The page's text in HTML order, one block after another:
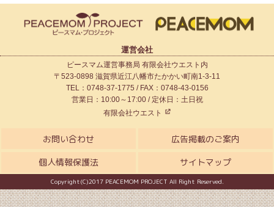
運営会社
ピースマム運営事務局 有限会社ウエスト内
〒523-0898 滋賀県近江八幡市たかかい町南1-3-11
TEL：0748-37-1775 / FAX：0748-43-0156
営業日：10:00～17:00 / 定休日：土日祝
有限会社ウエスト
お問い合わせ 広告掲載のご案内
個人情報保護法 サイトマップ
Copyright(C)2017 PEACEMOM PROJECT All Right Reserved.